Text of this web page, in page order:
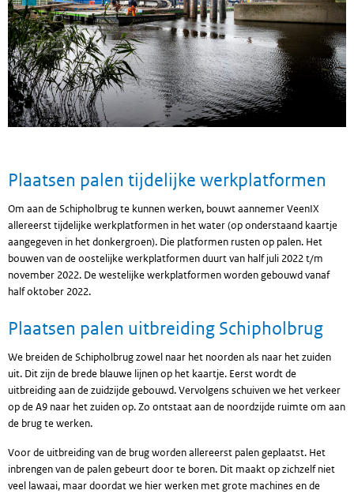
Plaatsen palen tijdelijke werkplatformen
Om aan de Schipholbrug te kunnen werken, bouwt aannemer VeenIX
allereerst tijdelijke werkplatformen in het water (op onderstaand kaartje
aangegeven in het donkergroen). Die platformen rusten op palen. Het
bouwen van de oostelijke werkplatformen duurt van half juli 2022 t/m
november 2022. De westelijke werkplatformen worden gebouwd vanaf
half oktober 2022.
Plaatsen palen uitbreiding Schipholbrug
We breiden de Schipholbrug zowel naar het noorden als naar het zuiden
uit. Dit zijn de brede blauwe lijnen op het kaartje. Eerst wordt de
uitbreiding aan de zuidzijde gebouwd. Vervolgens schuiven we het verkeer
op de A9 naar het zuiden op. Zo ontstaat aan de noordzijde ruimte om aan
de brug te werken.
Voor de uitbreiding van de brug worden allereerst palen geplaatst. Het
inbrengen van de palen gebeurt door te boren. Dit maakt op zichzelf niet
veel lawaai, maar doordat we hier werken met grote machines en de